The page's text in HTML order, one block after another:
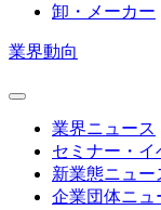
卸・メーカー
業界動向
業界ニュース
セミナー・イ
新業態ニュー
企業団体ニュ